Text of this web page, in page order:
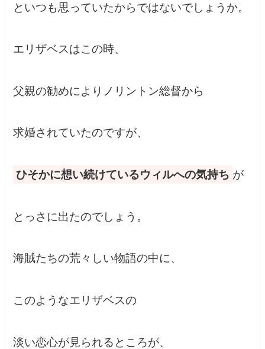
といつも思っていたからではないでしょうか。
エリザベスはこの時、
父親の勧めによりノリントン総督から
求婚されていたのですが、
ひそかに想い続けているウィルへの気持ち が
とっさに出たのでしょう。
海賊たちの荒々しい物語の中に、
このようなエリザベスの
淡い恋心が見られるところが、